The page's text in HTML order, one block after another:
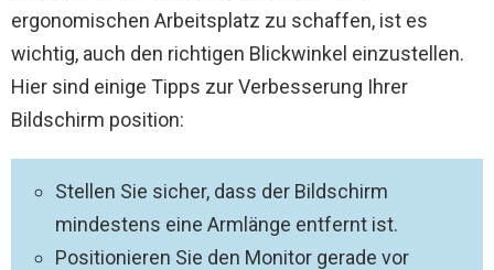
ergonomischen Arbeitsplatz zu schaffen, ist es
wichtig, auch den richtigen Blickwinkel einzustellen.
Hier sind einige Tipps zur Verbesserung Ihrer
Bildschirm position:
Stellen Sie sicher, dass der Bildschirm
mindestens eine Armlänge entfernt ist.
Positionieren Sie den Monitor gerade vor